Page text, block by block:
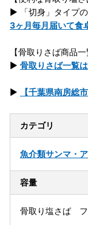
▶ 「切身」タイプ
3ヶ月毎月届いて食
【骨取りさば商品
▶ 骨取りさば一覧
▶ 【千葉県南房総
カテゴリ
魚介類サンマ・
容量
骨取り塩さば フ